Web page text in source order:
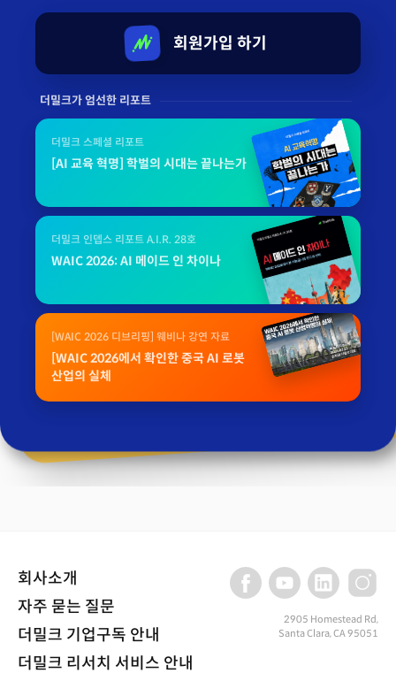
회원가입 하기
더밀크가 엄선한 리포트
더밀크 스페셜 리포트
[AI 교육 혁명] 학벌의 시대는 끝나는가
더밀크 인뎁스 리포트 A.I.R. 28호
WAIC 2026: AI 메이드 인 차이나
[WAIC 2026 디브리핑] 웨비나 강연 자료
[WAIC 2026에서 확인한 중국 AI 로봇
산업의 실체
회사소개
자주 묻는 질문
더밀크 기업구독 안내
더밀크 리서치 서비스 안내
2905 Homestead Rd,
Santa Clara, CA 95051